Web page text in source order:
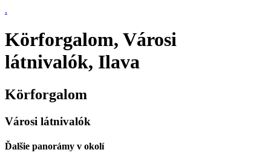
.
Körforgalom, Városi
látnivalók, Ilava
Körforgalom
Városi látnivalók
Ďalšie panorámy v okolí